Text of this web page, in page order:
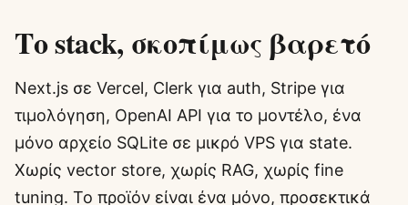
Το stack, σκοπίμως βαρετό
Next.js σε Vercel, Clerk για auth, Stripe για
τιμολόγηση, OpenAI API για το μοντέλο, ένα
μόνο αρχείο SQLite σε μικρό VPS για state.
Χωρίς vector store, χωρίς RAG, χωρίς fine
tuning. Το προϊόν είναι ένα μόνο, προσεκτικά